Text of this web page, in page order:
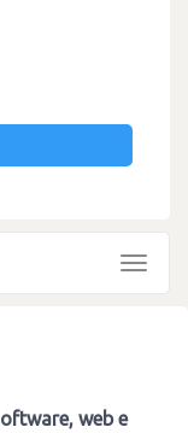
Toggle
web e